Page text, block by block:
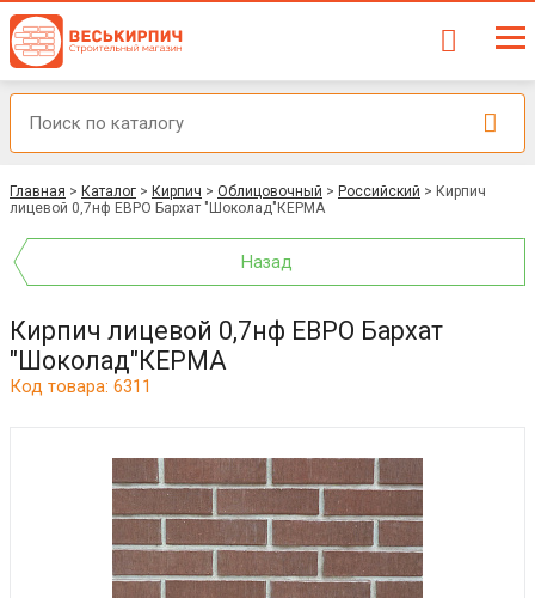
Главная > Каталог > Кирпич > Облицовочный > Российский > Кирпич
лицевой 0,7нф ЕВРО Бархат "Шоколад"КЕРМА
Назад
Кирпич лицевой 0,7нф ЕВРО Бархат
"Шоколад"КЕРМА
Код товара: 6311